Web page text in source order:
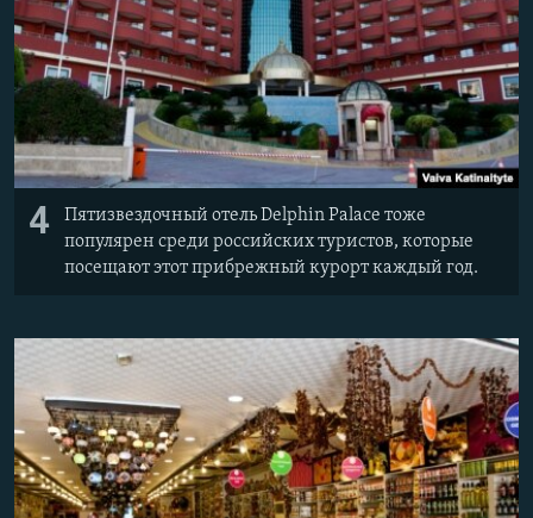
4
Пятизвездочный отель Delphin Palace тоже
популярен среди российских туристов, которые
посещают этот прибрежный курорт каждый год.